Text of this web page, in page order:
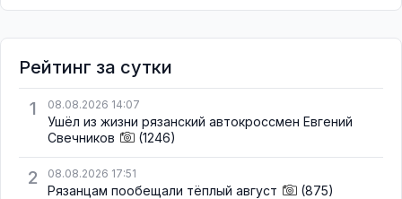
Рейтинг за сутки
1
08.08.2026 14:07
Ушёл из жизни рязанский автокроссмен Евгений
Свечников
(1246)
2 08.08.2026 17:51
Рязанцам пообещали тёплый август (875)